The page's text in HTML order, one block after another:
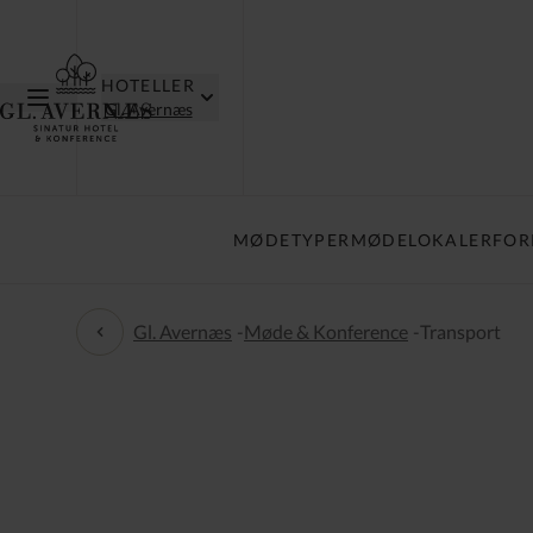
HOTELLER
Gl. Avernæs
MØDETYPER MØDELOKALER
Møde & Konference
Gl. Avernæs - Møde & Konference -Transport